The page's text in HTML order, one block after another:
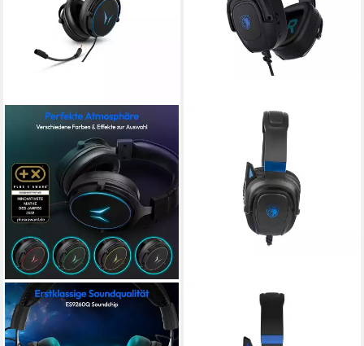
ERAZER
Gaming Headset ERAZER
Mage P20 (MD88430)
Zpower SA-732 Gaming
Headset, schwarz/blau, USB,